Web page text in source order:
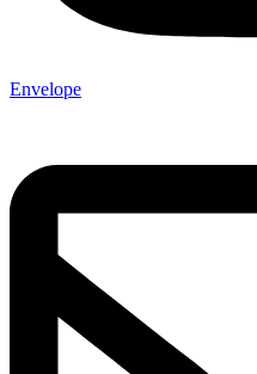
Envelope